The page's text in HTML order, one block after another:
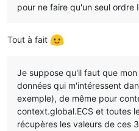
pour ne faire qu'un seul ordre
Tout à fait
Je suppose qu'il faut que
données qui m'intéressent
exemple), de même pour
context.global.ECS et toutes
récupères les valeurs de ces